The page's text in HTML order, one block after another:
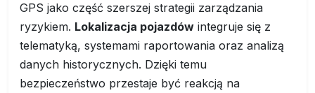
GPS jako część szerszej strategii zarządzania
ryzykiem. Lokalizacja pojazdów integruje się z
telematyką, systemami raportowania oraz analizą
danych historycznych. Dzięki temu
bezpieczeństwo przestaje być reakcją na